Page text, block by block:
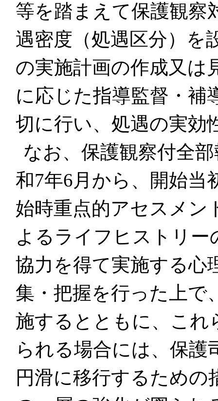
等を踏まえて保護観察
遇密度（処遇区分）を
の実施計画の作成又は
に応じた指導監督・補
切に行い、処遇の実効
なお、保護観察付全
和7年6月から、開始当
始時重点的アセスメン
よるライフヒストリー
協力を得て実施する心
集・把握を行った上で
施するとともに、これ
られる場合には、保護
円滑に移行するため